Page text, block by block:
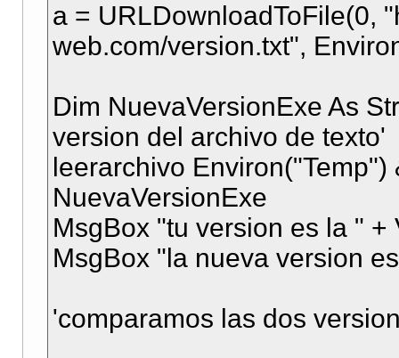
a = URLDownloadToFile(0,
web.com/version.txt",
Dim NuevaVersionExe As
version del archivo de texto'
leerarchivo Environ("Temp")
NuevaVersionExe
MsgBox "tu version es la " +
MsgBox "la nueva version
'comparamos las dos